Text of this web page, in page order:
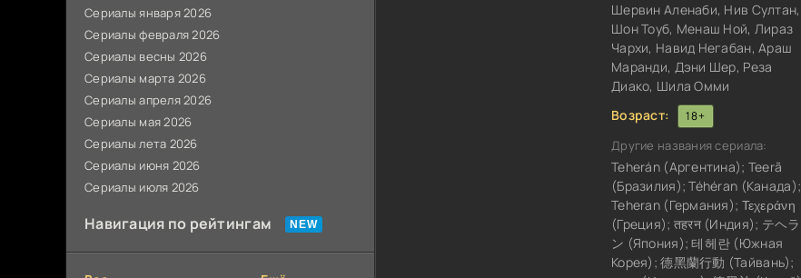
Сериалы января 2026
Сериалы февраля 2026
Сериалы весны 2026
Сериалы марта 2026
Сериалы апреля 2026
Сериалы мая 2026
Сериалы лета 2026
Сериалы июня 2026
Сериалы июля 2026
Навигация по рейтингам
Шервин Аленаби, Нив Султан,
Шон Тоуб, Менаш Ной, Лираз
Чархи, Навид Негабан, Араш
Маранди, Дэни Шер, Реза
Диако, Шила Омми
Возраст:
18+
Другие названия сериала:
Teherán (Аргентина); Teerã
(Бразилия); Téhéran (Канада);
Teheran (Германия); Τεχεράνη
(Греция); तहरन (Индия); テヘラ
ン (Япония); 테헤란 (Южная
Корея); 德黑蘭行動 (Тайвань);